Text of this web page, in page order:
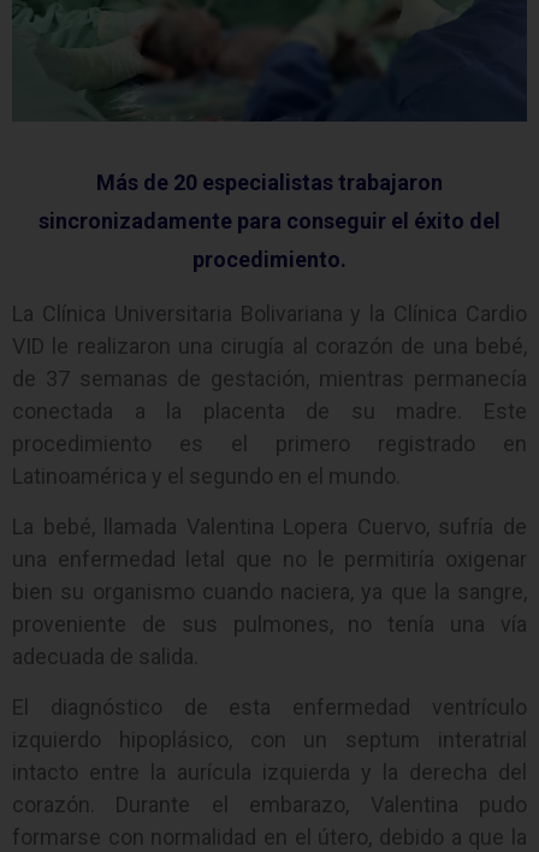
Más de 20 especialistas trabajaron
sincronizadamente para conseguir el éxito del
procedimiento.
La Clínica Universitaria Bolivariana y la Clínica Cardio
VID le realizaron una cirugía al corazón de una bebé,
de 37 semanas de gestación, mientras permanecía
conectada a la placenta de su madre. Este
procedimiento es el primero registrado en
Latinoamérica y el segundo en el mundo.
La bebé, llamada Valentina Lopera Cuervo, sufría de
una enfermedad letal que no le permitiría oxigenar
bien su organismo cuando naciera, ya que la sangre,
proveniente de sus pulmones, no tenía una vía
adecuada de salida.
El diagnóstico de esta enfermedad ventrículo
izquierdo hipoplásico, con un septum interatrial
intacto entre la aurícula izquierda y la derecha del
corazón. Durante el embarazo, Valentina pudo
formarse con normalidad en el útero, debido a que la